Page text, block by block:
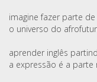
imagine fazer parte
o universo do
aprender inglês
a expressão é a